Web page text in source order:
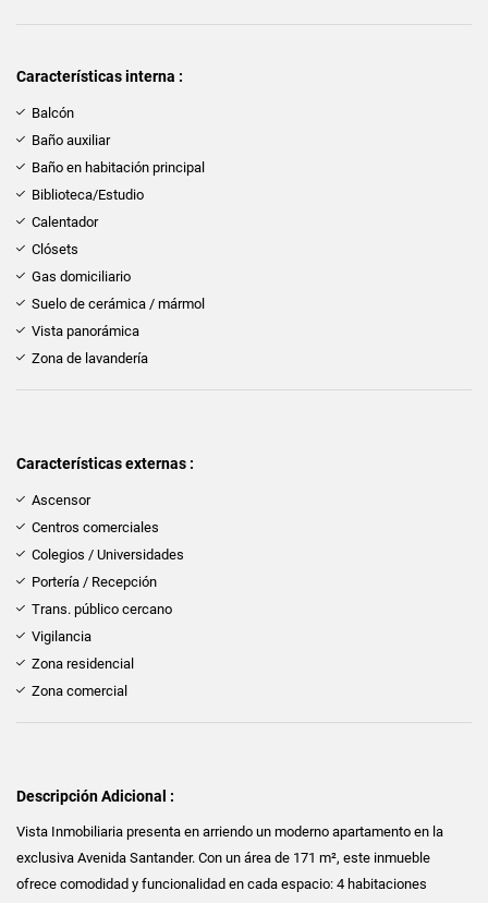
Características interna :
Balcón
Baño auxiliar
Baño en habitación principal
Biblioteca/Estudio
Calentador
Clósets
Gas domiciliario
Suelo de cerámica / mármol
Vista panorámica
Zona de lavandería
Características externas :
Ascensor
Centros comerciales
Colegios / Universidades
Portería / Recepción
Trans. público cercano
Vigilancia
Zona residencial
Zona comercial
Descripción Adicional :
Vista Inmobiliaria presenta en arriendo un moderno apartamento en la
exclusiva Avenida Santander. Con un área de 171 m², este inmueble
ofrece comodidad y funcionalidad en cada espacio: 4 habitaciones